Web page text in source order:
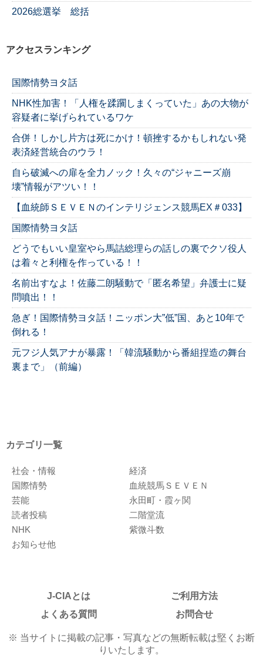
2026総選挙 総括
アクセスランキング
国際情勢ヨタ話
NHK性加害！「人権を蹂躙しまくっていた」あの大物が
容疑者に挙げられているワケ
合併！しかし片方は死にかけ！頓挫するかもしれない発
表済経営統合のウラ！
自ら破滅への扉を全力ノック！久々の“ジャニーズ崩
壊”情報がアツい！！
【血統師ＳＥＶＥＮのインテリジェンス競馬EX＃033】
国際情勢ヨタ話
どうでもいい皇室やら馬詰総理らの話しの裏でクソ役人
は着々と利権を作っている！！
名前出すなよ！佐藤二朗騒動で「匿名希望」弁護士に疑
問噴出！！
急ぎ！国際情勢ヨタ話！ニッポン大”低”国、あと10年で
倒れる！
元フジ人気アナが暴露！「韓流騒動から番組捏造の舞台
裏まで」（前編）
カテゴリ一覧
社会・情報
経済
国際情勢
血統競馬ＳＥＶＥＮ
芸能
永田町・霞ヶ関
読者投稿
二階堂流
NHK
紫微斗数
お知らせ他
J-CIAとは
ご利用方法
よくある質問
お問合せ
※ 当サイトに掲載の記事・写真などの無断転載は堅くお断
りいたします。